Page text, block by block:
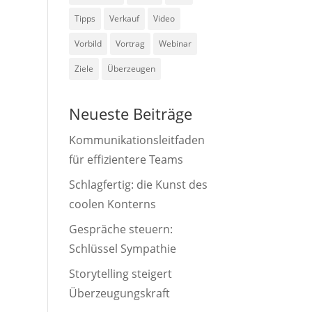
Tipps Verkauf Video
Vorbild Vortrag Webinar
Ziele Überzeugen
Neueste Beiträge
Kommunikationsleitfaden
für effizientere Teams
Schlagfertig: die Kunst des
coolen Konterns
Gespräche steuern:
Schlüssel Sympathie
Storytelling steigert
Überzeugungskraft